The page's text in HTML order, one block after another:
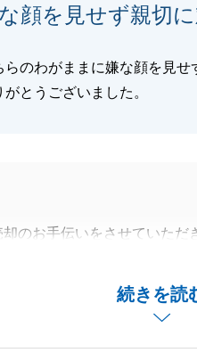
顔を見せず親切
らのわがままに嫌な顔を見せ
がとうございました。
続きを読
のお手伝いをさせていただ
住み替えということで、契約
にお引渡しができて良かった